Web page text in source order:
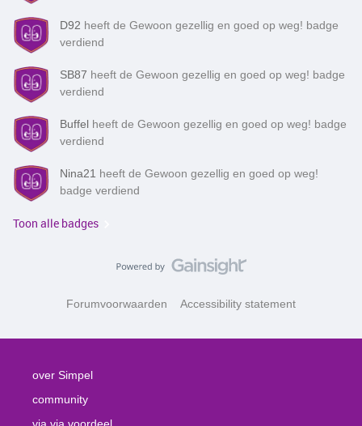
D92 heeft de Gewoon gezellig en goed op weg! badge
verdiend
SB87 heeft de Gewoon gezellig en goed op weg! badge
verdiend
Buffel heeft de Gewoon gezellig en goed op weg! badge
verdiend
Nina21 heeft de Gewoon gezellig en goed op weg!
badge verdiend
Toon alle badges
Forumvoorwaarden Accessibility statement
over Simpel
community